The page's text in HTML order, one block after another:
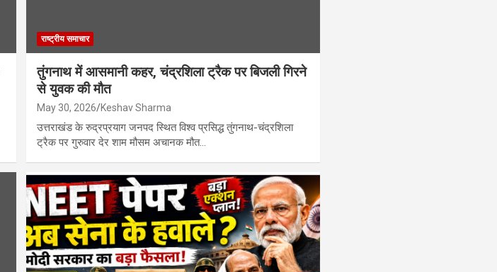
राष्ट्रीय समाचार
तुंगनाथ में आसमानी कहर, चंद्रशिला ट्रैक पर बिजली गिरने
से युवक की मौत
May 30, 2026 Keshav Sharma
उत्तराखंड के रुद्रप्रयाग जनपद स्थित विश्व प्रसिद्ध तुंगनाथ-चंद्रशिला
ट्रैक पर गुरुवार देर शाम मौसम अचानक मौत…